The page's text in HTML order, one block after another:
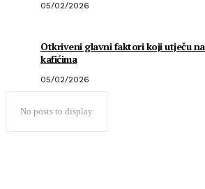
05/02/2026
Otkriveni glavni faktori koji utječu
kafićima
05/02/2026
No posts to display